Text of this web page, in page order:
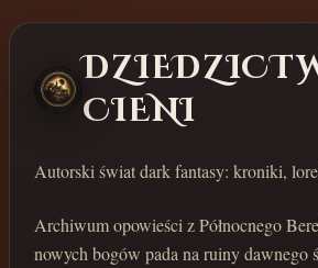
CIENI
Autorski świat dark fantasy: kroniki,
Archiwum opowieści z Północnego
nowych bogów pada na ruiny dawnego